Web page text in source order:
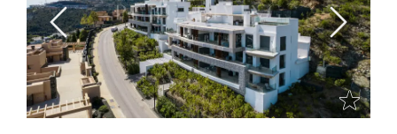
Previous Next